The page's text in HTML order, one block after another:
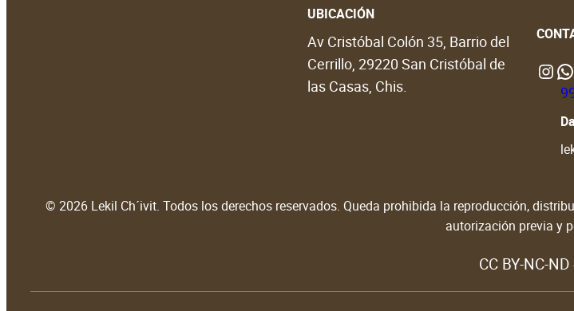
UBICACIÓN
Av Cristóbal Colón 35, Barrio del
Cerrillo, 29220 San Cristóbal de
las Casas, Chis.
InstagramWhatsApp
© 2026 Lekil Ch´ivit. Todos los derechos reservados. Queda prohibida la reproducción,
autorización previa y
CC BY-NC-